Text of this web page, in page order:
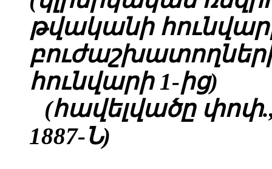
թվականի
հունվարի 1-ից)
(հավելվածը փոփ.,
1887-Ն)